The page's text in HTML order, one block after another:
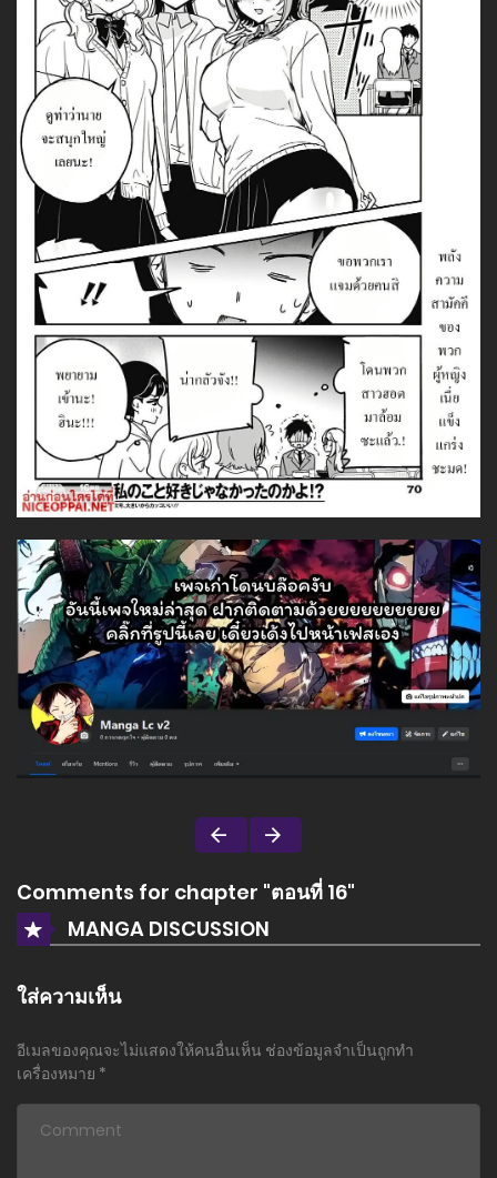
Comments for chapter "ตอนที่ 16"
MANGA DISCUSSION
ใส่ความเห็น
อีเมลของคุณจะไม่แสดงให้คนอื่นเห็น ช่องข้อมูลจำเป็นถูกทำ
เครื่องหมาย *